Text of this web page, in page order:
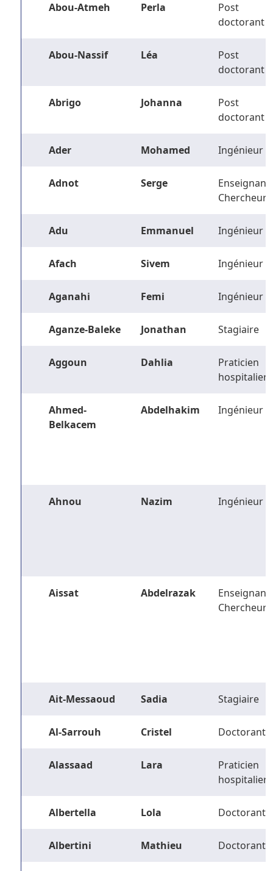
Abou-Atmeh Perla
Post
doctorant
Abou-Nassif Léa
Post
doctorant
Abrigo Johanna
Post
doctorant
Ader Mohamed Ingénieur
Adnot Serge
Enseignant-
Chercheur
Adu Emmanuel Ingénieur
Afach Sivem Ingénieur
Aganahi Femi Ingénieur
Aganze-Baleke Jonathan Stagiaire
Aggoun Dahlia
Praticien
hospitalier
Ahmed-
Belkacem
Abdelhakim Ingénieur
Ahnou Nazim Ingénieur
Aissat Abdelrazak
Enseignant-
Chercheur
Ait-Messaoud Sadia Stagiaire
Al-Sarrouh Cristel Doctorant
Alassaad Lara
Praticien
hospitalier
Albertella Lola Doctorant
Albertini Mathieu Doctorant